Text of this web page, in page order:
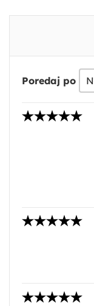
Poredaj po